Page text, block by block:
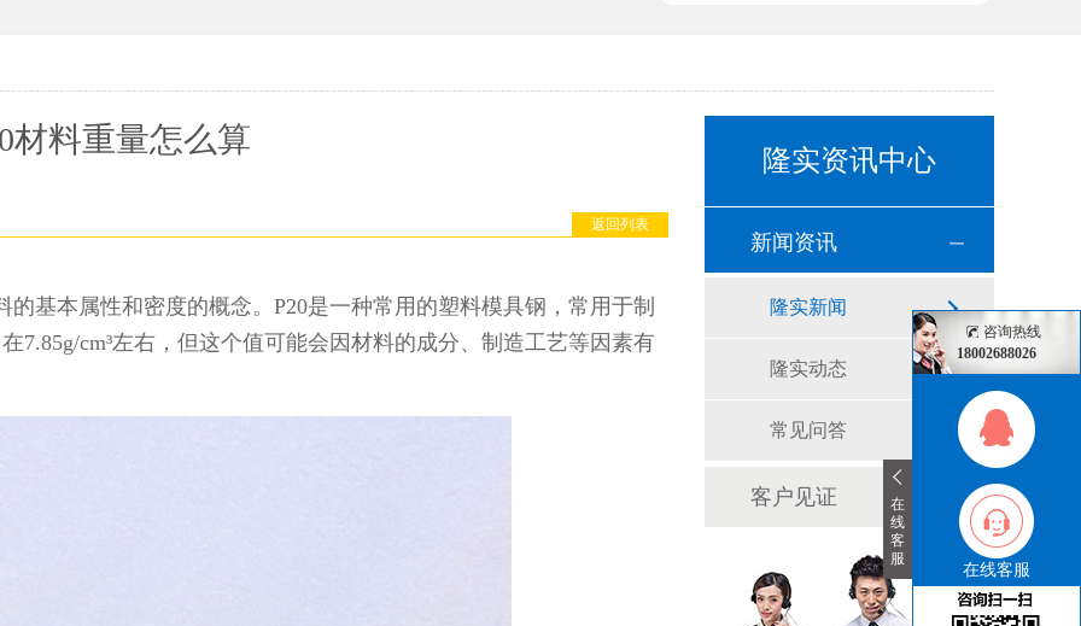
材料重量怎么算
返回列表
基本属性和密度的概念。P20是一种常用的塑料模具钢，常用于制
7.85g/cm³左右，但这个值可能会因材料的成分、制造工艺等因素有
隆实资讯中心
新闻资讯
隆实新闻
隆实动态
常见问答
客户见证
在
线
客
服
咨询热线
18002688026
在线客服